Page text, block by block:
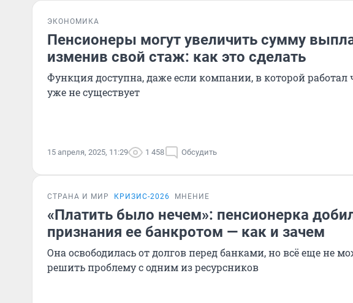
ЭКОНОМИКА
Пенсионеры могут увеличить сумму
изменив свой стаж: как это сделать
Функция доступна, даже если компании, в которой работал
уже не существует
15 апреля, 2025, 11:29 1 458 Обсудить
СТРАНА И МИР КРИЗИС-2026 МНЕНИЕ
«Платить было нечем»: пенсионерка
признания ее банкротом — как и зачем
Она освободилась от долгов перед банками, но всё еще не
решить проблему с одним из ресурсников